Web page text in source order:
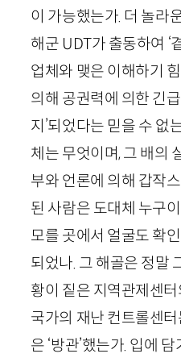
이 가능했는가. 더 놀라
해군 UDT가 출동하여 ‘
업체와 맺은 이해하기 힘
의해 공권력에 의한 긴
지’되었다는 믿을 수 없
체는 무엇이며, 그 배의
부와 언론에 의해 갑작
된 사람은 도대체 누구
모를 곳에서 얼굴도 확
되었나. 그 해골은 정말
황이 짙은 지역관제센
국가의 재난 컨트롤센
은 ‘방관’했는가. 입에